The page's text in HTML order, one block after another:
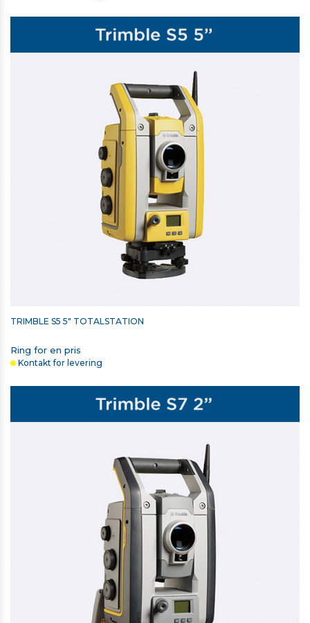
TRIMBLE S5 5" TOTALSTATION
Ring for en pris
Kontakt for levering